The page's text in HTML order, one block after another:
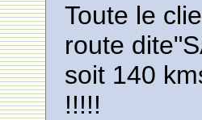
Toute le
route
soit 140
!!!!!